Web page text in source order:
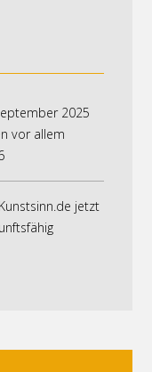
2025
vor allem
jetzt